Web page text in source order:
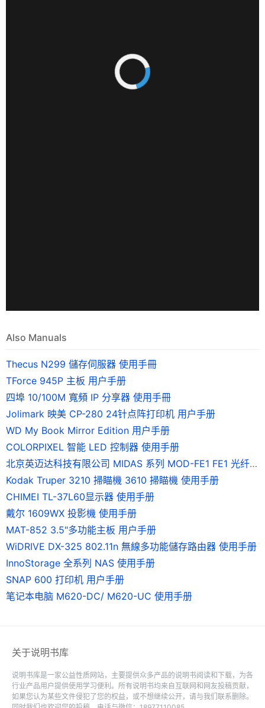
Also Manuals
Thecus N299 儲存伺服器 使用手冊
TForce 945P 主板 用户手册
四埠 10/100M 寬頻 IP 分享器 使用手冊
Jolimark 映美 CP-280 24针点阵打印机 用户手册
WD My Book Mirror Edition 用户手册
COLORPIXEL 智能 LED 控制器 使用手册
北京英迈达科技有限公司 MIDAS 系列 MOD-FE1 FE1 光纤调制解调器 说明书
Kodak Truper 3210 掃瞄機 3610 掃瞄機 使用手册
CHIMEI TL-37L60显示器 使用手册
戴尔 1609WX 投影機 使用手册
MAT-852 3.5"多功能主板 用户手册
WiDRIVE DX-325 802.11n 無線多功能儲存路由器 使用手册
InnoStorage 全系列 NAS 使用手册
SNAP 600 打印机 用户手册
笔记本电脑 M620-DC/ M620-UC 使用手册
关于说明书库
说明书库是一家公益性质网站，主要提供众多产品的说明书阅读和下载，为各
行业产品用户提供使用学习便利。所有说明书均来自互联网和网友投稿贡献，
如果您认为某些文件侵犯了您的权益，或不想继续公开，请与我们联系删除。